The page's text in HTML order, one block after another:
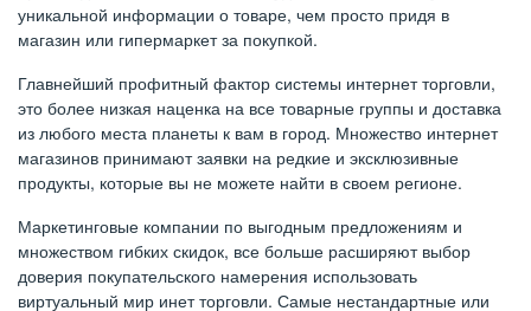
уникальной информации о товаре, чем просто придя в
магазин или гипермаркет за покупкой.
Главнейший профитный фактор системы интернет торговли,
это более низкая наценка на все товарные группы и доставка
из любого места планеты к вам в город. Множество интернет
магазинов принимают заявки на редкие и эксклюзивные
продукты, которые вы не можете найти в своем регионе.
Маркетинговые компании по выгодным предложениям и
множеством гибких скидок, все больше расширяют выбор
доверия покупательского намерения использовать
виртуальный мир инет торговли. Самые нестандартные или